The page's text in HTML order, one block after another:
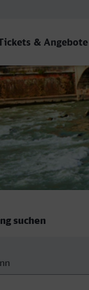
& Angebote
-
suchen